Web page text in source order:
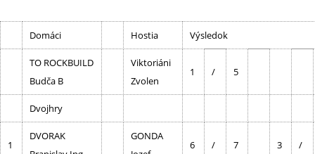
Domáci Hostia Výsledok
TO ROCKBUILD
Budča B
Viktoriáni
Zvolen
1 / 5
Dvojhry
1
DVORAK
GONDA
6 / 7 3 /